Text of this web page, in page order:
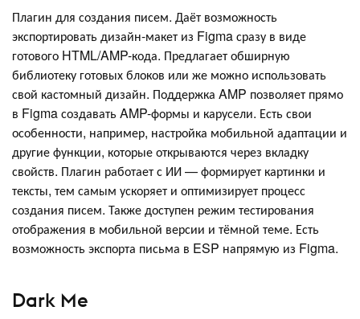
Плагин для создания писем. Даёт возможность
экспортировать дизайн-макет из Figma сразу в виде
готового HTML/AMP-кода. Предлагает обширную
библиотеку готовых блоков или же можно использовать
свой кастомный дизайн. Поддержка AMP позволяет прямо
в Figma создавать AMP-формы и карусели. Есть свои
особенности, например, настройка мобильной адаптации и
другие функции, которые открываются через вкладку
свойств. Плагин работает с ИИ — формирует картинки и
тексты, тем самым ускоряет и оптимизирует процесс
создания писем. Также доступен режим тестирования
отображения в мобильной версии и тёмной теме. Есть
возможность экспорта письма в ESP напрямую из Figma.
Dark Me